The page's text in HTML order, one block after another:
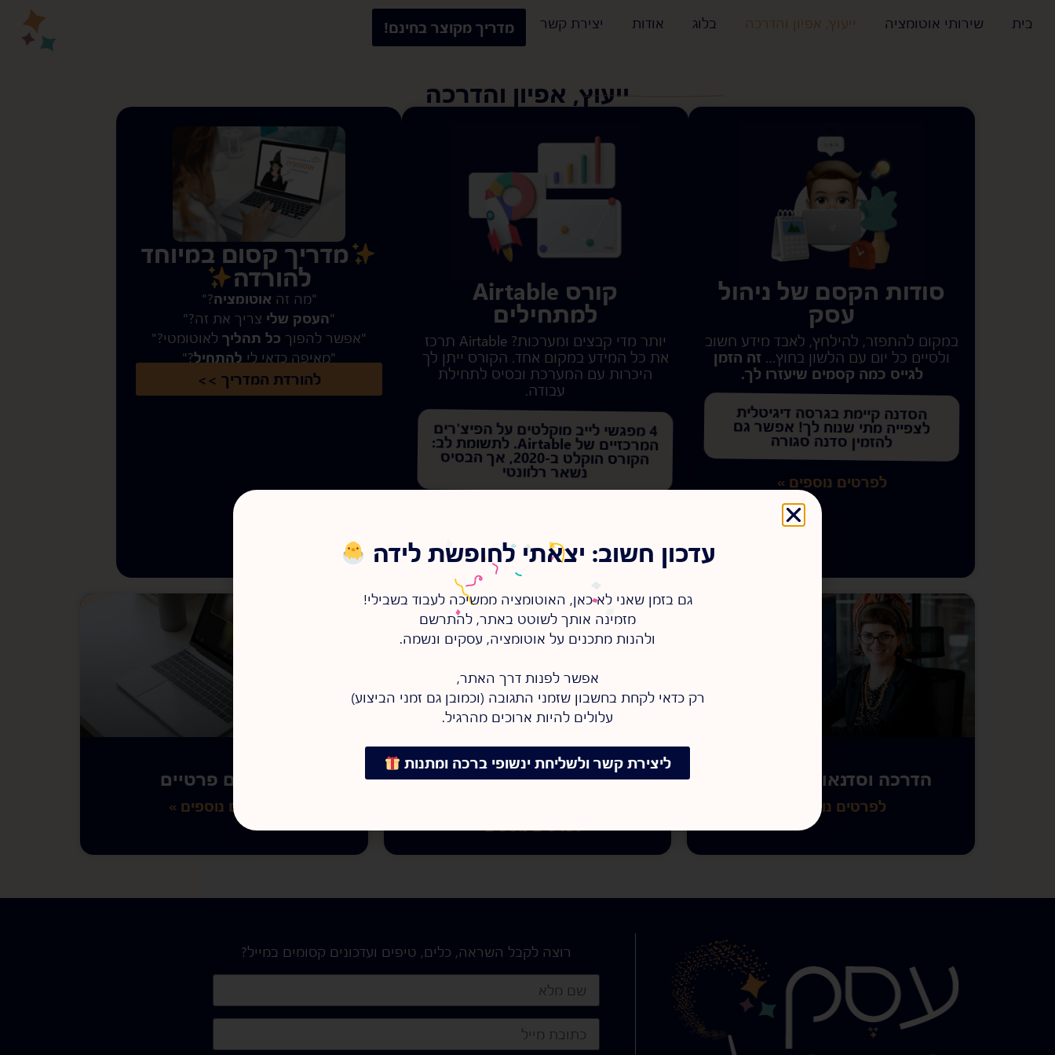
בית שירותי אוטומציה ייעוץ, אפיון והדרכה בלוג אודות יצירת קשר מדריך מקוצר בחינם!
ייעוץ, אפיון והדרכה
סודות הקסם של ניהול
עסק
במקום להתפזר, להילחץ, לאבד מידע חשוב
ולסיים כל יום עם הלשון בחוץ… זה הזמן
לגייס כמה קסמים שיעזרו לך.
הסדנה קיימת בגרסה דיגיטלית
לצפייה מתי שנוח לך! אפשר גם
להזמין סדנה סגורה
לפרטים נוספים »
קורס Airtable
למתחילים
יותר מדי קבצים ומערכות? Airtable תרכז
את כל המידע במקום אחד. הקורס ייתן לך
היכרות עם המערכת ובסיס לתחילת
עבודה.
4 מפגשי לייב מוקלטים על הפיצ'רים
המרכזיים של Airtable. לתשומת לב:
הקורס הוקלט ב-2020, אך הבסיס
נשאר רלוונטי
מדריך קסום במיוחד
להורדה
"מה זה אוטומציה?"​
"העסק שלי צריך את זה?"​
"אפשר להפוך כל תהליך לאוטומטי?"​
"מאיפה כדאי לי להתחיל?"​
להורדת המדריך >>
הדרכה וסדנאות מקצועיות
לפרטים נוספים »
אפיון מערכות ותהליכי
לפרטים נוספים »
שיעורים פרטיים
לפרטים נוספים »
רוצה לקבל השראה, כלים, טיפים ועדכונים קסומים במייל?
עדכון חשוב: יצאתי לחופשת לידה
גם בזמן שאני לא כאן, האוטומציה ממשיכה לעבוד בשבילי!
מזמינה אותך לשוטט באתר, להתרשם
ולהנות מתכנים על אוטומציה, עסקים ונשמה.
אפשר לפנות דרך האתר,
רק כדאי לקחת בחשבון שזמני התגובה (וכמובן גם זמני הביצוע)
עלולים להיות ארוכים מהרגיל.
ליצירת קשר ולשליחת ינשופי ברכה ומתנות